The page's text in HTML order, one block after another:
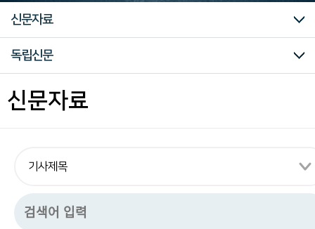
는
대한민국임시정부
독립운동가 자료
마이크로필름
미주흥사단
신문자료
의병자료
재한선교사보고문건
일제강점기 피해자 명부
대한인국민회
독립신문
전체
구망일보
국민보
권업신문
단산시보
대공보(중경)
대한민국임시정부공보
대한민보
독립신문
북미시보
선봉
신한국보
태평양주보
한민
황성신문
해조신문
신문자료